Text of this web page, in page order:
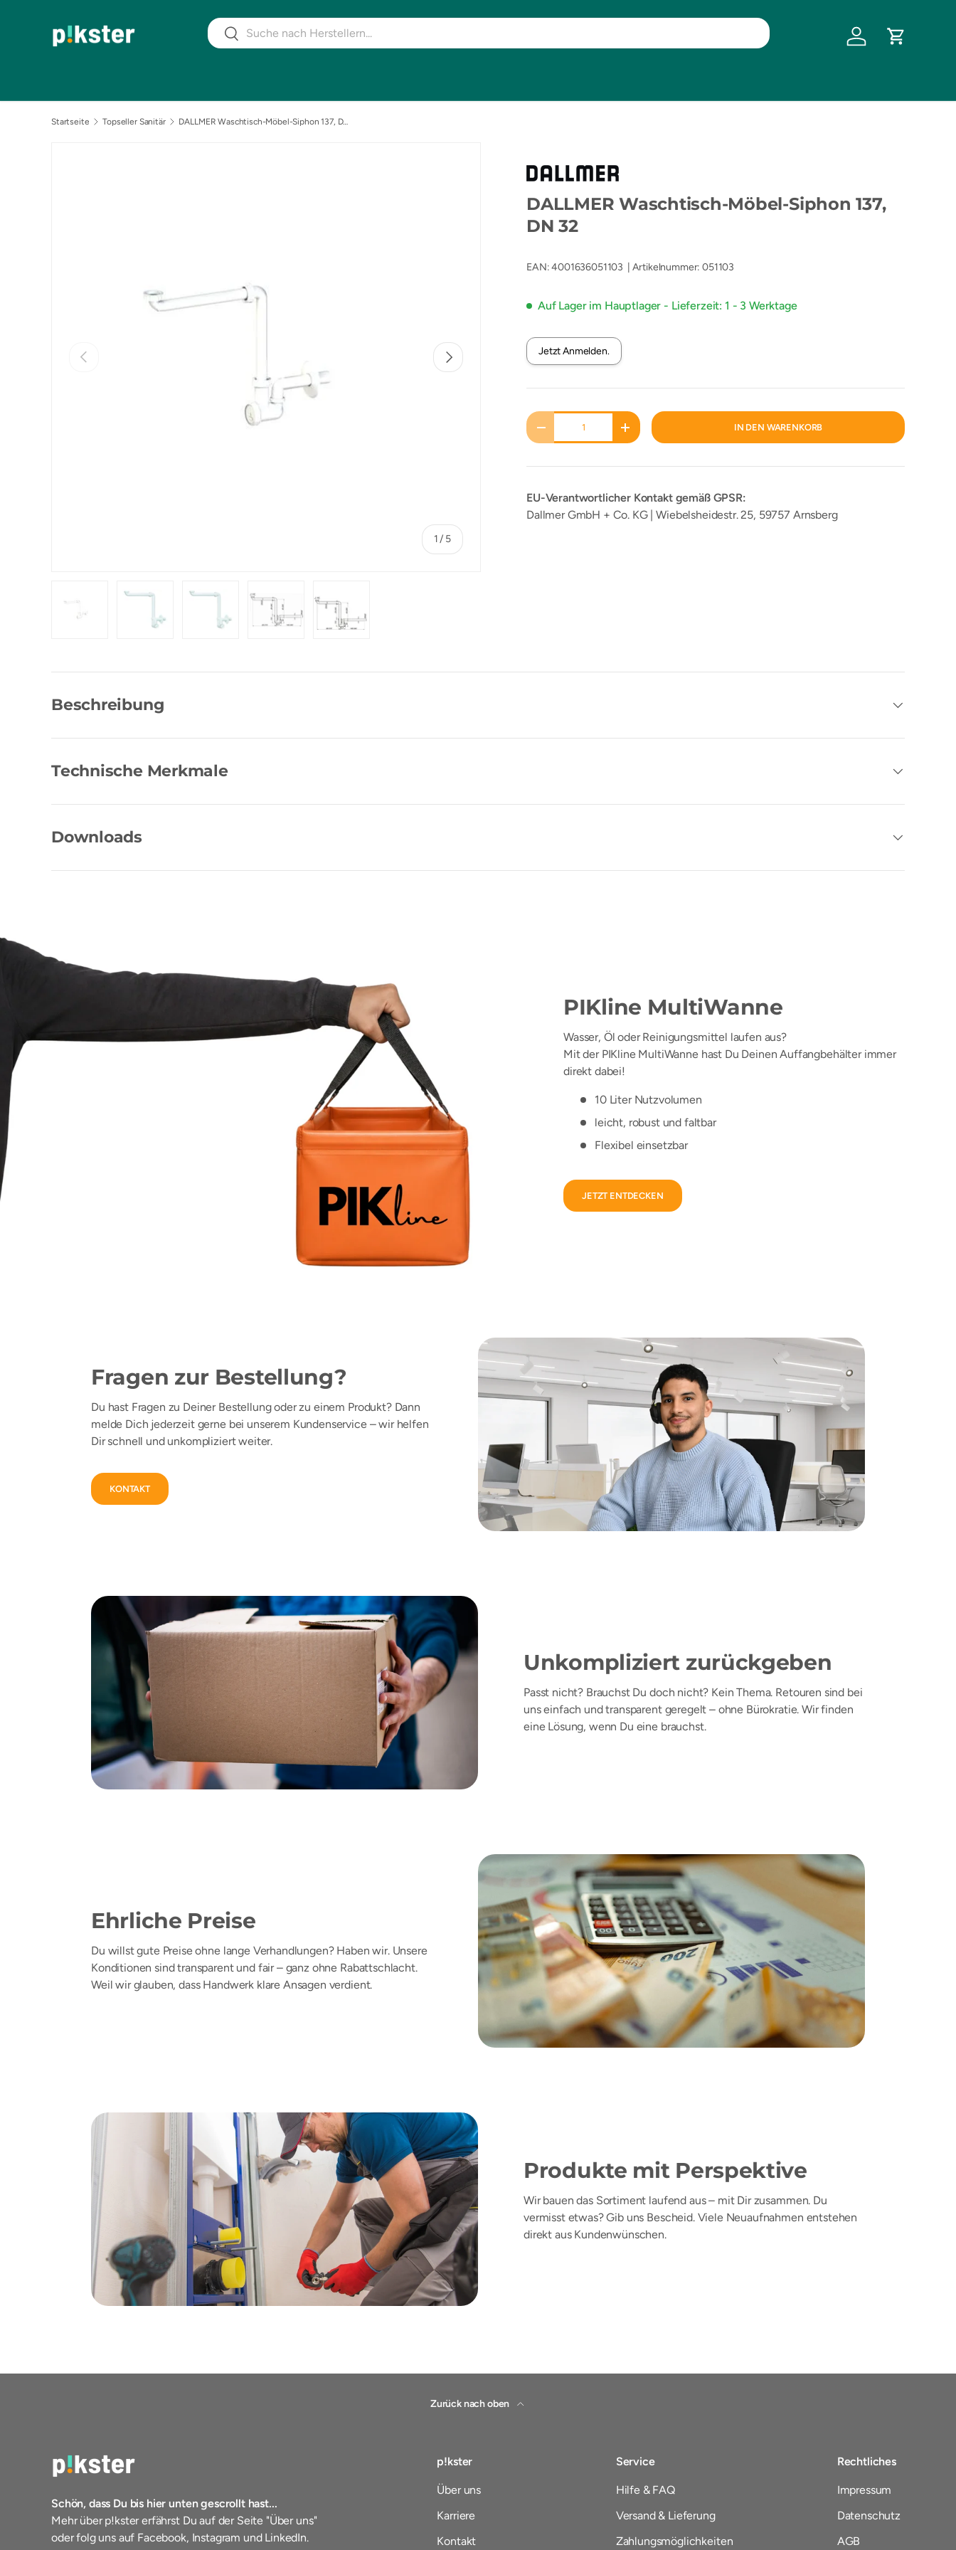
DIREKT ZUM INHALT Suchen
Suchen
Einloggen
Startseite Topseller Sanitär DALLMER Waschtisch-Möbel-Siphon 137, DN 32
VORHERIGE
1 / von
5
NÄCHSTE
DALLMER Waschtisch-Möbel-Siphon 137,
DN 32
EAN:4001636051103 Artikelnummer:051103
Auf Lager im Hauptlager - Lieferzeit: 1 - 3 Werktage
Jetzt Anmelden.
Anzahl
MENGE VERRINGERNMENGE ERHÖHEN IN DEN WARENKORB
EU-Verantwortlicher Kontakt gemäß GPSR:
Dallmer GmbH + Co. KG | Wiebelsheidestr. 25, 59757 Arnsberg
Beschreibung
Technische Merkmale
Downloads
PIKline MultiWanne
Wasser, Öl oder Reinigungsmittel laufen aus?
Mit der PIKline MultiWanne hast Du Deinen Auffangbehälter immer
direkt dabei!
10 Liter Nutzvolumen
leicht, robust und faltbar
Flexibel einsetzbar
JETZT ENTDECKEN
Fragen zur Bestellung?
Du hast Fragen zu Deiner Bestellung oder zu einem Produkt? Dann
melde Dich jederzeit gerne bei unserem Kundenservice – wir helfen
Dir schnell und unkompliziert weiter.
KONTAKT
Unkompliziert zurückgeben
Passt nicht? Brauchst Du doch nicht? Kein Thema. Retouren sind bei
uns einfach und transparent geregelt – ohne Bürokratie. Wir finden
eine Lösung, wenn Du eine brauchst.
Ehrliche Preise
Du willst gute Preise ohne lange Verhandlungen? Haben wir. Unsere
Konditionen sind transparent und fair – ganz ohne Rabattschlacht.
Weil wir glauben, dass Handwerk klare Ansagen verdient.
Produkte mit Perspektive
Wir bauen das Sortiment laufend aus – mit Dir zusammen. Du
vermisst etwas? Gib uns Bescheid. Viele Neuaufnahmen entstehen
direkt aus Kundenwünschen.
Zurück nach oben
Schön, dass Du bis hier unten gescrollt hast...
Mehr über p!kster erfährst Du auf der Seite "Über uns"
oder folg uns auf Facebook, Instagram und LinkedIn.
p!kster
Über uns
Karriere
Kontakt
Service
Hilfe & FAQ
Versand & Lieferung
Zahlungsmöglichkeiten
Rechtliches
Impressum
Datenschutz
AGB